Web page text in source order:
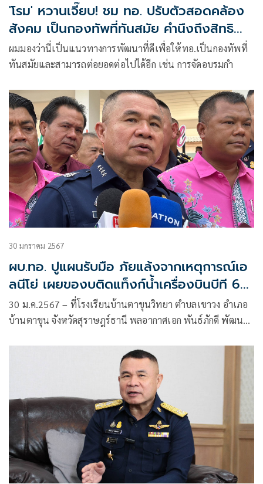
'โรม' หวานเจี๊ยบ! ชม ทอ. ปรับตัวสอดคล้อง
สังคม เป็นกองทัพที่ทันสมัย คำนึงถึงสิทธิ
มนุษยชน
ผมมองว่านี่เป็นแนวทางการพัฒนาที่ดีเพื่อให้ทอ.เป็นกองทัพที่
ทันสมัยและสามารถต่อยอดต่อไปได้อีก เช่น การจัดอบรมกำ
30 มกราคม 2567
ผบ.ทอ. ปูแผนรับมือ ภัยแล้งจากเหตุการณ์เอ
ลนีโย่ เผยของบติดแท็งก์น้ำเครื่องบินบีที 67
สกัดไฟป่า
30 ม.ค.2567 – ที่โรงเรียนบ้านตาขุนวิทยา ตำบลเขาวง อำเภอ
บ้านตาขุน จังหวัดสุราษฎร์ธานี พลอากาศเอก พันธ์ภักดี พัฒนกุล